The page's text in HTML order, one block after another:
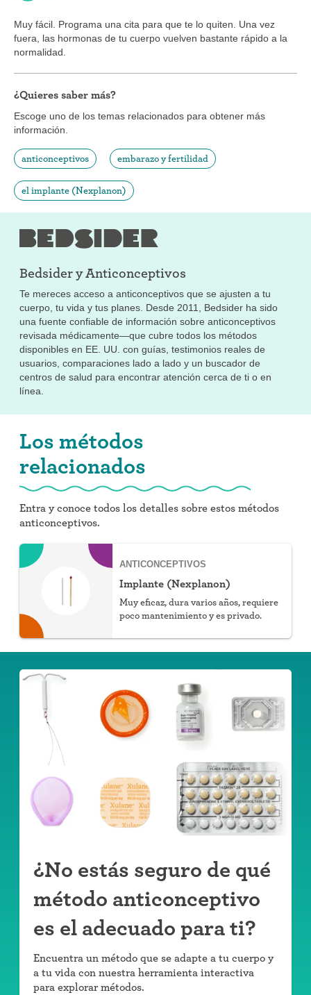
Muy fácil. Programa una cita para que te lo quiten. Una vez
fuera, las hormonas de tu cuerpo vuelven bastante rápido a la
normalidad.
¿Quieres saber más?
Escoge uno de los temas relacionados para obtener más
información.
anticonceptivos embarazo y fertilidad
el implante (Nexplanon)
Bedsider yAnticonceptivos
Te mereces acceso a anticonceptivos que se ajusten a tu
cuerpo, tu vida y tus planes. Desde 2011, Bedsider ha sido
una fuente confiable de información sobre anticonceptivos
revisada médicamente—que cubre todos los métodos
disponibles en EE. UU. con guías, testimonios reales de
usuarios, comparaciones lado a lado y un buscador de
centros de salud para encontrar atención cerca de ti o en
línea.
Los métodos
relacionados
Entra y conoce todos los detalles sobre estos métodos
anticonceptivos.
ANTICONCEPTIVOS
Implante (Nexplanon)
Muy eficaz, dura varios años, requiere
poco mantenimiento y es privado.
¿No estás seguro de qué
método anticonceptivo
es el adecuado para ti?
Encuentra un método que se adapte a tu cuerpo y
a tu vida con nuestra herramienta interactiva
para explorar métodos.